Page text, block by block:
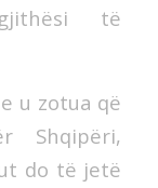
të
u zotua që
Shqipëri,
do të jetë